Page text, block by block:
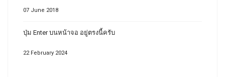
07 June 2018
ปุ่ม Enter บนหน้าจอ อยู่ตรงนี้ครับ
22 February 2024